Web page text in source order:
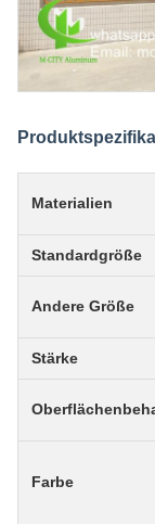
Materialien
Standardgröße
Andere Größe
Stärke
Farbe